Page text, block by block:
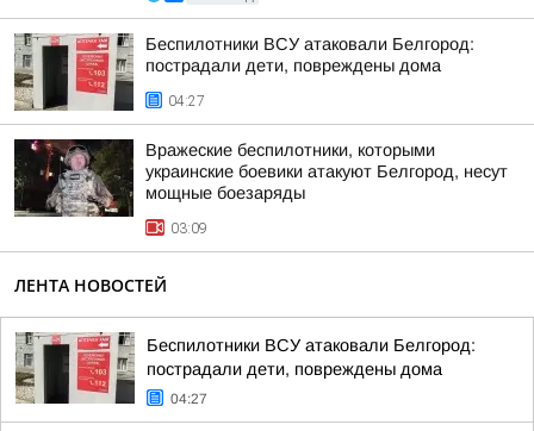
Беспилотники ВСУ атаковали Белгород:
пострадали дети, повреждены дома
04:27
Вражеские беспилотники, которыми
украинские боевики атакуют Белгород, несут
мощные боезаряды
03:09
ЛЕНТА НОВОСТЕЙ
Беспилотники ВСУ атаковали Белгород:
пострадали дети, повреждены дома
04:27